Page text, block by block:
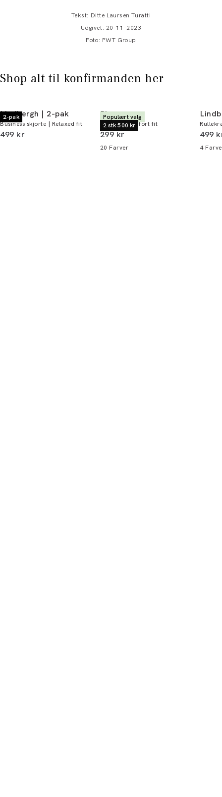
Tekst: Ditte Laursen Turatti
Udgivet: 20-11-2023
Foto: PWT Group
Shop alt til konfirmanden her
2-pak
Lindbergh | 2-pak
Business skjorte | Relaxed fit
I alt (inkl. rabat)
499 kr
Populært valg
2 stk 500 kr
Bison
T-shirt | Comfort fit
I alt (inkl. rabat)
299 kr
20 Farver
I alt
499
4